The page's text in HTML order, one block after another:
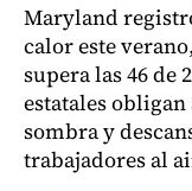
Maryland
calor este
supera las 46 de
estatales obligan
sombra y
trabajadores al